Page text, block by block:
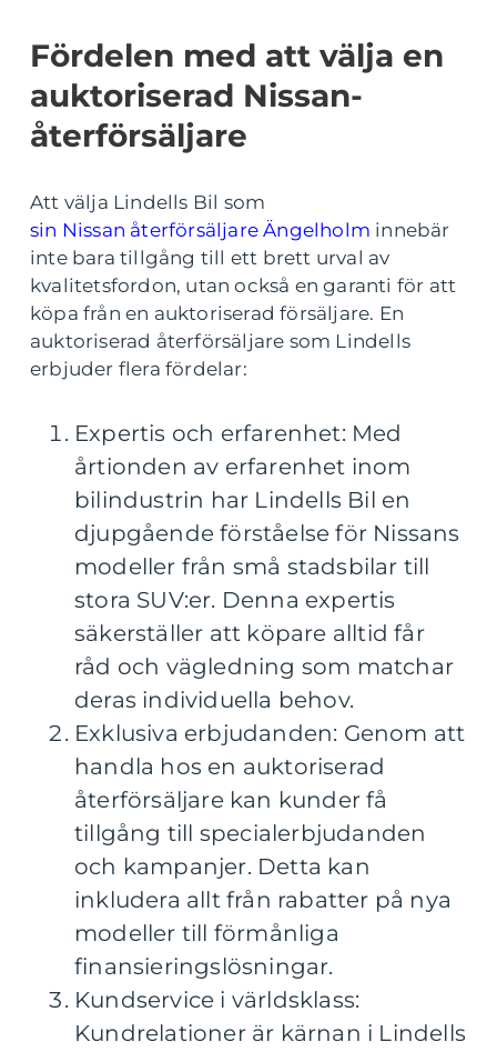
Fördelen med att välja en
auktoriserad Nissan-
återförsäljare
Att välja Lindells Bil som
sin Nissan återförsäljare Ängelholm innebär
inte bara tillgång till ett brett urval av
kvalitetsfordon, utan också en garanti för att
köpa från en auktoriserad försäljare. En
auktoriserad återförsäljare som Lindells
erbjuder flera fördelar:
Expertis och erfarenhet: Med
årtionden av erfarenhet inom
bilindustrin har Lindells Bil en
djupgående förståelse för Nissans
modeller från små stadsbilar till
stora SUV:er. Denna expertis
säkerställer att köpare alltid får
råd och vägledning som matchar
deras individuella behov.
Exklusiva erbjudanden: Genom att
handla hos en auktoriserad
återförsäljare kan kunder få
tillgång till specialerbjudanden
och kampanjer. Detta kan
inkludera allt från rabatter på nya
modeller till förmånliga
finansieringslösningar.
Kundservice i världsklass:
Kundrelationer är kärnan i Lindells